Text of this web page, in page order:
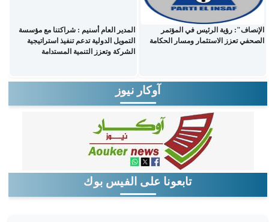
الإنصاف": رؤية الرئيس في المؤتمر
الصحفي تعزز الاستثمار ومسار الحكامة
المدير العام أسنيم : شراكتنا مع مؤسسة
التمويل الدولية تدعم تنفيذ استراتيجية
الشركة وتعزز التنمية المستدامة
آوكار نيوز
تابعونا على الفيس بوك